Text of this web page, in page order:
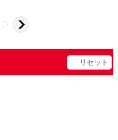
リセット